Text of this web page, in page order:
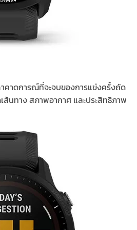
าคาดการณ์ที่จะจบของการแข่งครั้งถัด
ส้นทาง สภาพอากาศ และประสิทธิภาพ